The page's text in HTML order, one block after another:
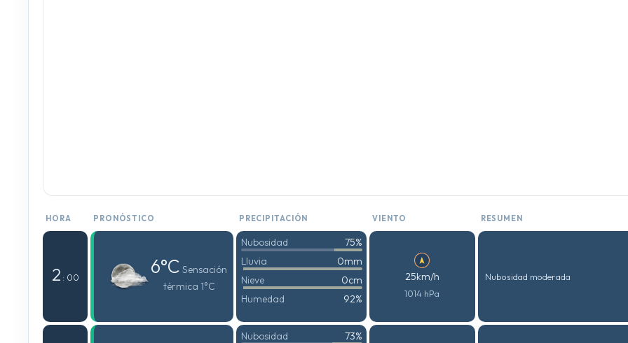
HORA PRONÓSTICO PRECIPITACIÓN VIENTO RESUMEN
2 : 00 6°C Sensación
térmica 1°C
Nubosidad
75%
Lluvia
0mm
Nieve
0cm
Humedad
92%
25km/h
1014 hPa
Nubosidad moderada
Nubosidad
73%